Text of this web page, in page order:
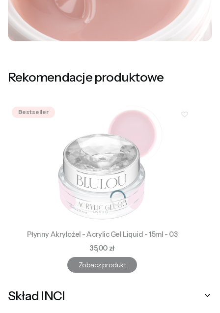
Rekomendacje produktowe
Bestseller
Płynny Akrylożel - Acrylic Gel Liquid - 15ml - 03
Cena
35,00 zł
Zobacz produkt
Skład INCI